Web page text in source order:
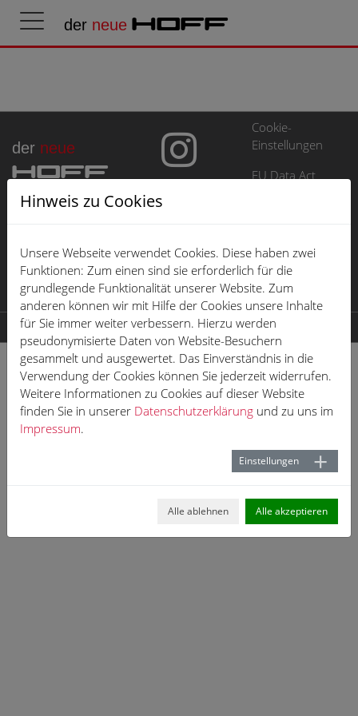
der neue HOFF
der neue
HOFF
Cookie-
Einstellungen
EU Data Act
Öffnungszeiten
Karriere
© 2026 der neue HOFF
Hinweis zu Cookies
Unsere Webseite verwendet Cookies. Diese haben zwei
Funktionen: Zum einen sind sie erforderlich für die
grundlegende Funktionalität unserer Website. Zum
anderen können wir mit Hilfe der Cookies unsere Inhalte
für Sie immer weiter verbessern. Hierzu werden
pseudonymisierte Daten von Website-Besuchern
gesammelt und ausgewertet. Das Einverständnis in die
Verwendung der Cookies können Sie jederzeit widerrufen.
Weitere Informationen zu Cookies auf dieser Website
finden Sie in unserer Datenschutzerklärung und zu uns im
Impressum.
Einstellungen
Alle ablehnen Alle akzeptieren